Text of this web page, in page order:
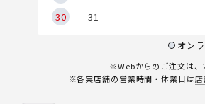
30
31
オン
※Webからのご注文は、
※各実店舗の営業時間・休業日は店